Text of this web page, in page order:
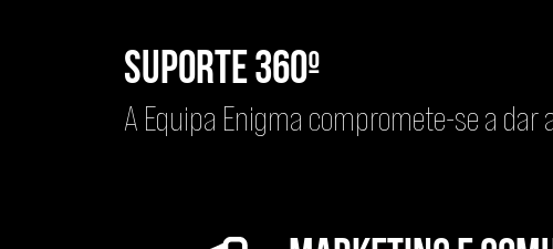
Suporte 360º
A Equipa Enigma compromete-se a dar